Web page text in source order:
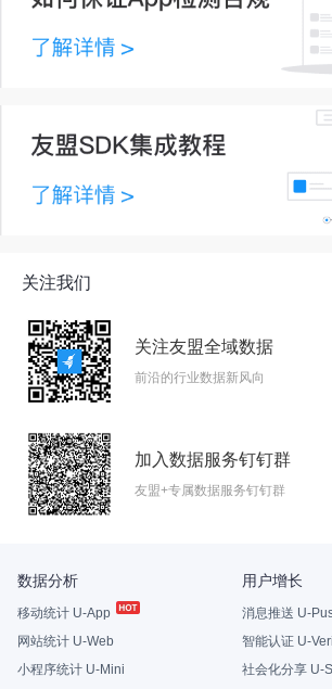
关注我们
关注友盟全域数据
前沿的行业数据新风向
加入数据服务钉钉群
友盟+专属数据服务钉钉群
数据分析
移动统计 U-App
网站统计 U-Web
小程序统计 U-Mini
用户增长
消息推送 U-
智能认证 U-
社会化分享 U-